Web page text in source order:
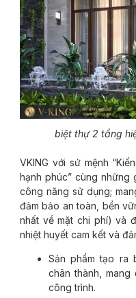
biệt thự 2 tầng
VKING với sứ mệnh
hạnh phúc” cùng
công năng sử dụng;
đảm bảo an toàn, bền
nhất về mặt chi phí) và
nhiệt huyết cam kết và
Sản phẩm tạo ra
chân thành,
công trình.